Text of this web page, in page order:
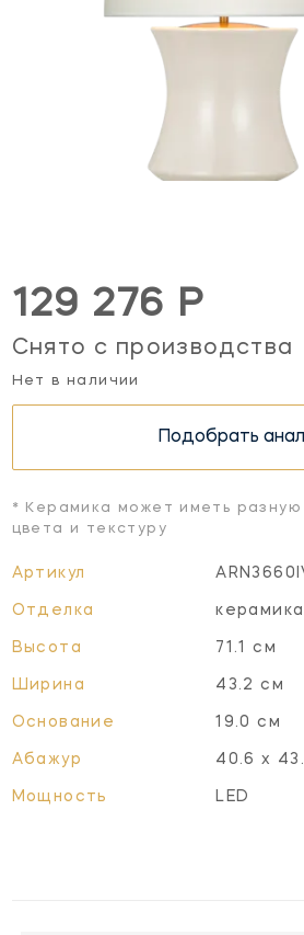
129 276 Р
Снято с производства
Нет в наличии
Подобрать
* Керамика может иметь
цвета и текстуру
Артикул
Отделка
Высота 71.1 см
Ширина 43.2 см
Основание 19.0 см
Абажур 40.6 х
Мощность LED